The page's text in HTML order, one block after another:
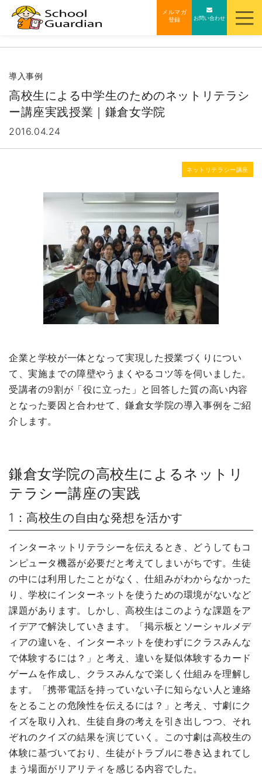
キ
メルマガ
登録 お問い合わせ
導入事例
高校生による中学生のためのネットリテラシ
ー講座実践授業｜鎌倉女学院
2016.04.24
ネットリテラシー講座
企業と学校が一体となって実現した授業づくりについ
て、実施までの障壁やうまくやるコツ等を伺いました。
受講者の9割が「役に立った」と回答した質の高い内容
となった要因と合わせて、鎌倉女学院の導入事例をご紹
介します。
鎌倉女学院の高校生によるネットリ
テラシー講座の実践
1：高校生の自由な発想を活かす
インターネットリテラシーを伝えるとき、どうしてもコ
ンピュータ機器が必要だと考えてしまいがちです。生徒
の中には利用したことがなく、仕組みがわからなかった
り、学校にインターネットを使うための環境がないなど
課題があります。しかし、高校生はこのような課題をア
イデアで解決していきます。「掲示板とソーシャルメデ
ィアの違いを、インターネットを使わずにクラスみんな
で体験するには？」と考え、違いを疑似体験するカード
ゲームを作成し、クラスみんなで楽しく仕組みを理解し
ます。「携帯電話を持っていない子に知らない人と連絡
をとることの危険性を伝えるには？」と考え、寸劇にク
イズを取り入れ、生徒自身の考えを引き出しつつ、それ
ぞれのクイズの結果を演じていく。この寸劇は高校生の
体験に基づいており、生徒がトラブルに巻き込まれてし
まう場面がリアリティを感じる内容でした。